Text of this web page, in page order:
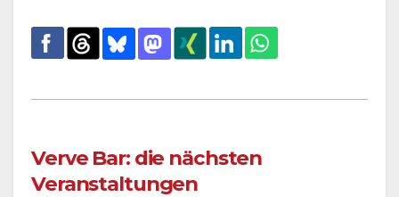
Verve Bar: die nächsten
Veranstaltungen